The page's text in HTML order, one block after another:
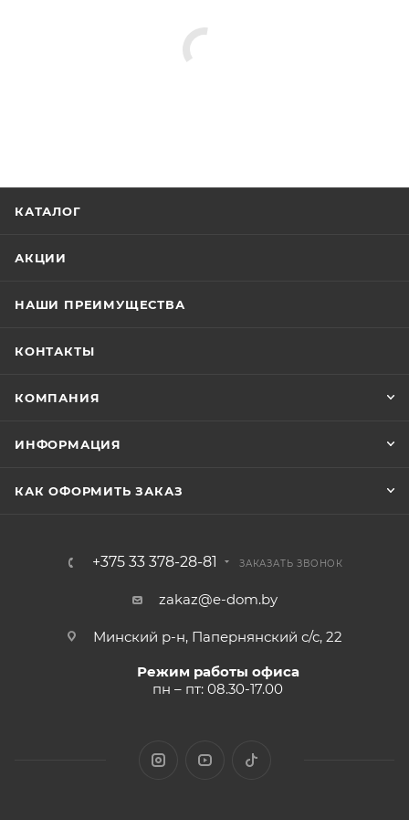
КАТАЛОГ
АКЦИИ
НАШИ ПРЕИМУЩЕСТВА
КОНТАКТЫ
КОМПАНИЯ
ИНФОРМАЦИЯ
КАК ОФОРМИТЬ ЗАКАЗ
+375 33 378-28-81 ЗАКАЗАТЬ ЗВОНОК
zakaz@e-dom.by
Минский р-н, Папернянский с/с, 22
Режим работы офиса
пн – пт: 08.30-17.00